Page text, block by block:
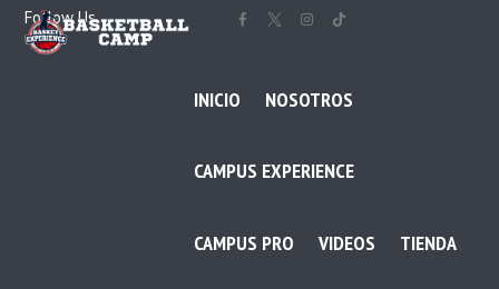
Follow Us
INICIO NOSOTROS
CAMPUS EXPERIENCE
CAMPUS PRO VIDEOS TIENDA